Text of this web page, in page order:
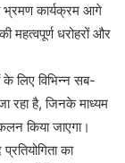
भ्रमण कार्यक्रम आगे
महत्वपूर्ण धरोहरों और
के लिए विभिन्न सब-
रहा है, जिनके माध्यम
किया जाएगा।
का